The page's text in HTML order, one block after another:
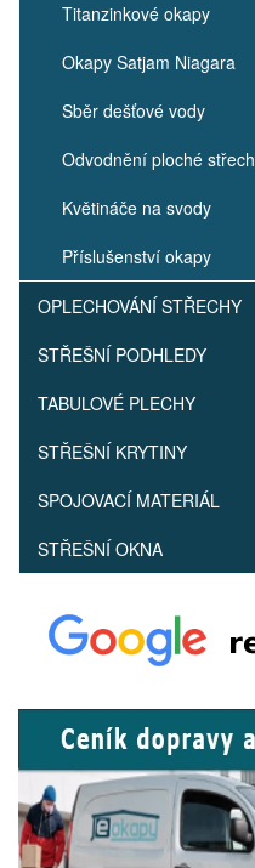
Titanzinkové okapy
Okapy Satjam Niagara
Sběr dešťové vody
Odvodnění ploché
Květináče na svody
Příslušenství okapy
OPLECHOVÁNÍ STŘECHY
STŘEŠNÍ PODHLEDY
TABULOVÉ PLECHY
STŘEŠNÍ KRYTINY
SPOJOVACÍ MATERIÁL
STŘEŠNÍ OKNA